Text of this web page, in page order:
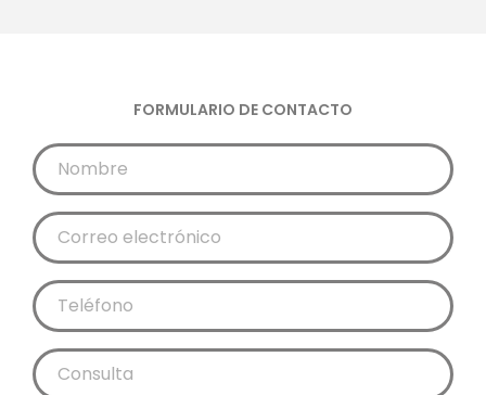
FORMULARIO DE CONTACTO